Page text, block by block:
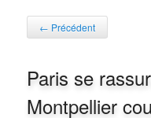
Navigation des articles
← Précédent
Paris se
Montpellier